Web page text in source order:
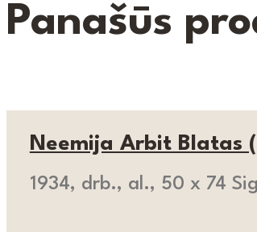
Panašūs
Neemija Arbit Blatas
1934, drb., al., 50 x 74